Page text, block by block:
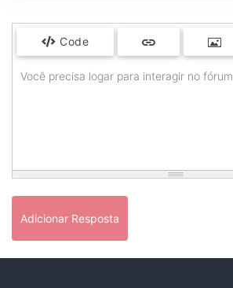
Code
Você precisa logar para interagir no fórum
Adicionar Resposta